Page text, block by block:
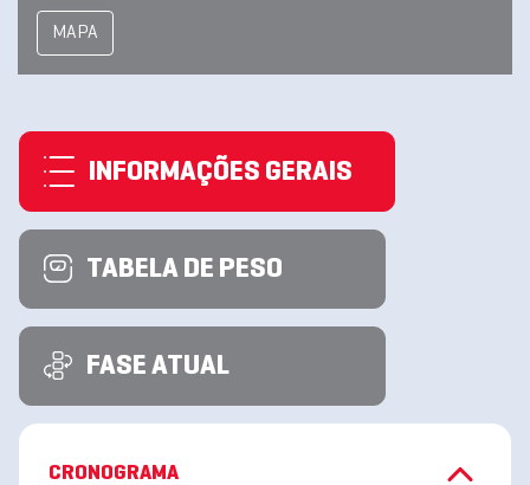
MAPA
INFORMAÇÕES GERAIS
TABELA DE PESO
FASE ATUAL
CRONOGRAMA